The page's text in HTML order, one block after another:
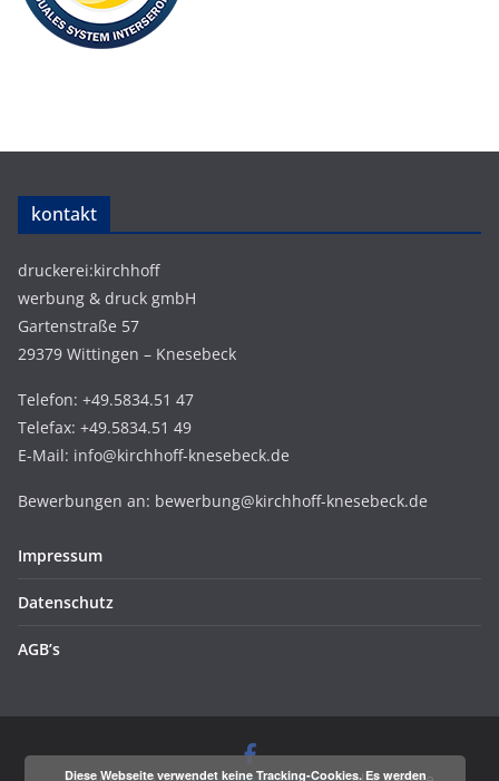
kontakt
druckerei:kirchhoff
werbung & druck gmbH
Gartenstraße 57
29379 Wittingen – Knesebeck
Telefon: +49.5834.51 47
Telefax: +49.5834.51 49
E-Mail: info@kirchhoff-knesebeck.de
Bewerbungen an: bewerbung@kirchhoff-knesebeck.de
Impressum
Datenschutz
AGB’s
Diese Webseite verwendet keine Tracking-Cookies. Es werden